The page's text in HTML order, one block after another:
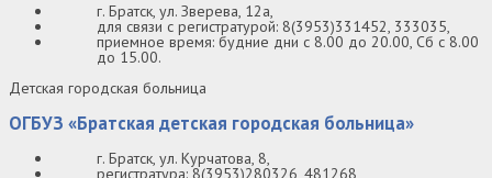
г. Братск, ул. Зверева, 12а,
для связи с регистратурой: 8(3953)331452, 333035,
приемное время: будние дни с 8.00 до 20.00, Сб с 8.00
до 15.00.
Детская городская больница
ОГБУЗ «Братская детская городская больница»
г. Братск, ул. Курчатова, 8,
регистратура: 8(3953)280326, 481268,